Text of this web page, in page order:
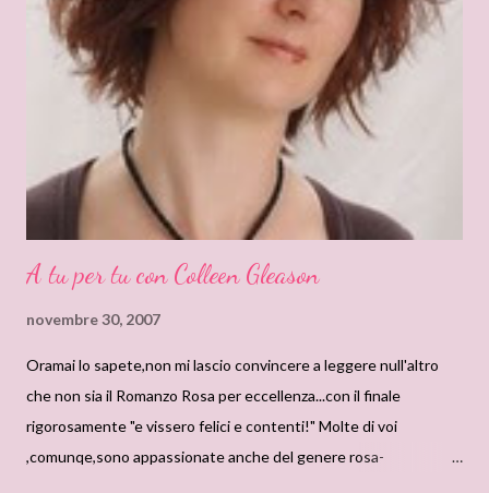
A tu per tu con Colleen Gleason
novembre 30, 2007
Oramai lo sapete,non mi lascio convincere a leggere null'altro
che non sia il Romanzo Rosa per eccellenza...con il finale
rigorosamente "e vissero felici e contenti!" Molte di voi
,comunqe,sono appassionate anche del genere rosa-